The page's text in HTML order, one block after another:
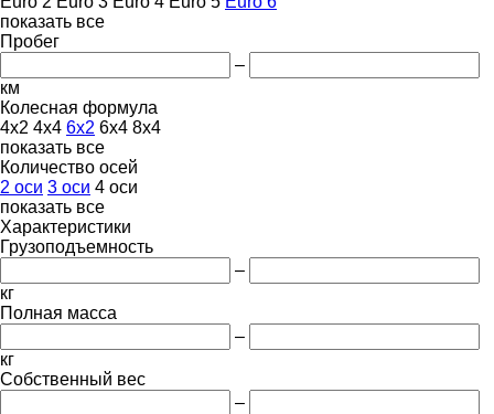
показать все
Пробег
–
км
Колесная формула
4x2 4x4 6x2 6x4 8x4
показать все
Количество осей
2 оси 3 оси 4 оси
показать все
Характеристики
Грузоподъемность
–
кг
Полная масса
–
кг
Собственный вес
–